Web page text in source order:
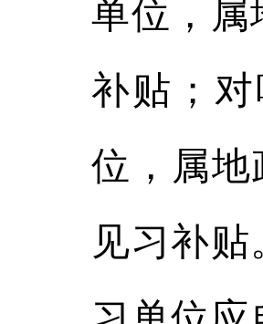
单位，属
补贴；
位，属地
见习补